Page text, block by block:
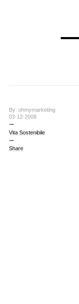
—
By: ohmymarketing
03-12-2008
Vita Sostenibile
Share